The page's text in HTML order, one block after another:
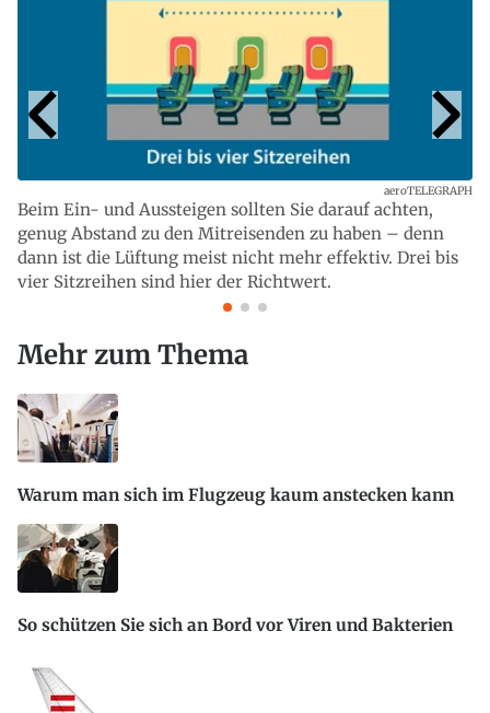
Beim Ein- und Aussteigen sollten Sie darauf achten,
genug Abstand zu den Mitreisenden zu haben – denn
dann ist die Lüftung meist nicht mehr effektiv. Drei bis
vier Sitzreihen sind hier der Richtwert.
aeroTELEGRAPH
Mehr zum Thema
Warum man sich im Flugzeug kaum anstecken kann
So schützen Sie sich an Bord vor Viren und Bakterien